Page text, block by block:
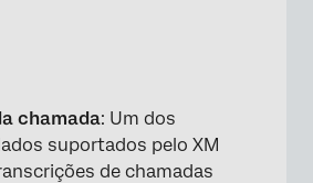
chamada: Um dos
suportados pelo XM
de chamadas